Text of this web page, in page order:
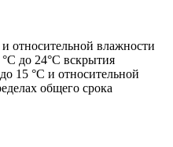
относительной влажности
до 24°C вскрытия
15 °С и относительной
общего срока